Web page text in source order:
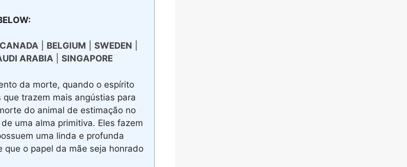
CANADA| BELGIUM SWEDEN
ARABIA| SINGAPORE
da morte, quando o espírito
trazem mais angústias para
do animal de estimação no
uma alma primitiva. Eles fazem
uma linda e profunda
que o papel da mãe seja honrado